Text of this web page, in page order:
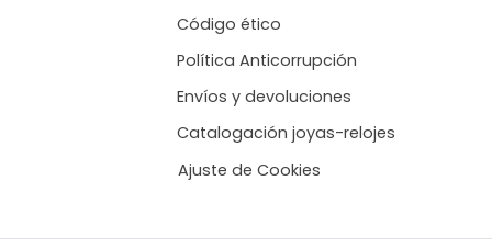
Código ético
Política Anticorrupción
Envíos y devoluciones
Catalogación joyas-relojes
Ajuste de Cookies